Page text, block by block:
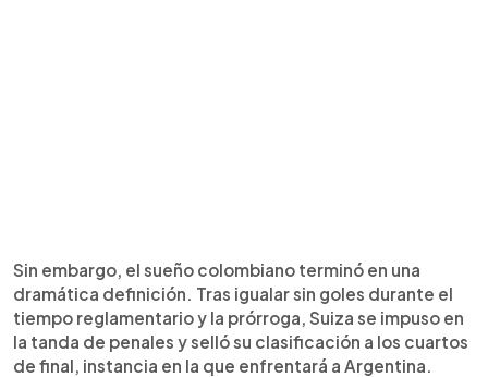
Sin embargo, el sueño colombiano terminó en una
dramática definición. Tras igualar sin goles durante el
tiempo reglamentario y la prórroga, Suiza se impuso en
la tanda de penales y selló su clasificación a los cuartos
de final, instancia en la que enfrentará a Argentina.